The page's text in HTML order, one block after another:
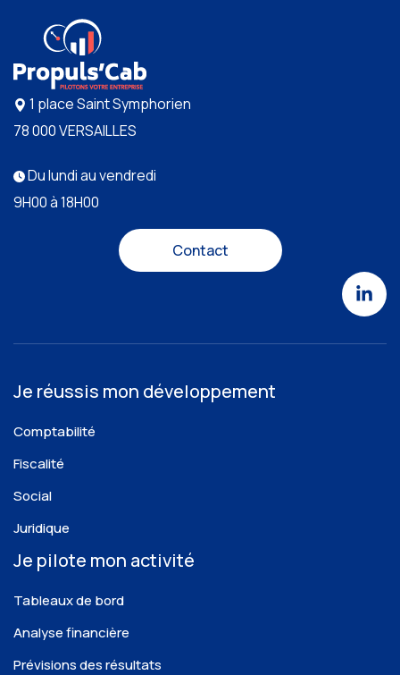
1 place Saint Symphorien
78 000 VERSAILLES
Du lundi au vendredi
9H00 à 18H00
Contact
Je réussis mon développement
Comptabilité
Fiscalité
Social
Juridique
Je pilote mon activité
Tableaux de bord
Analyse financière
Prévisions des résultats